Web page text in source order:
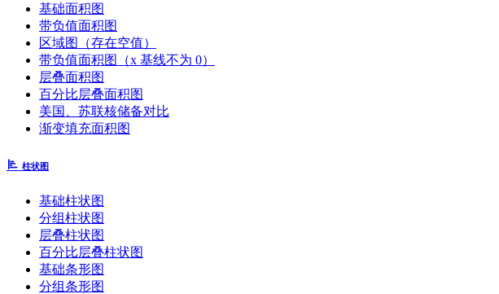
基础面积图
带负值面积图
区域图（存在空值）
带负值面积图（x 基线不为 0）
层叠面积图
百分比层叠面积图
美国、苏联核储备对比
渐变填充面积图
柱状图
基础柱状图
分组柱状图
层叠柱状图
百分比层叠柱状图
基础条形图
分组条形图